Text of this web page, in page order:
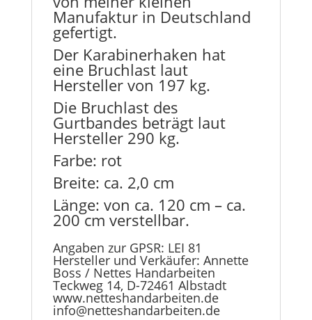
Manufaktur in Deutschland
gefertigt.
Der Karabinerhaken hat
eine Bruchlast laut
Hersteller von 197 kg.
Die Bruchlast des
Gurtbandes beträgt laut
Hersteller 290 kg.
Farbe: rot
Breite: ca. 2,0 cm
Länge: von ca. 120 cm – ca.
200 cm verstellbar.
Angaben zur GPSR: LEI 81
Hersteller und Verkäufer: Annette
Boss / Nettes Handarbeiten
Teckweg 14, D-72461 Albstadt
www.netteshandarbeiten.de
info@netteshandarbeiten.de